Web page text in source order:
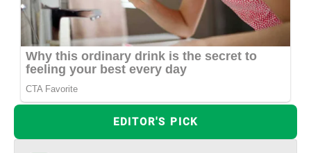
EDITOR'S PICK